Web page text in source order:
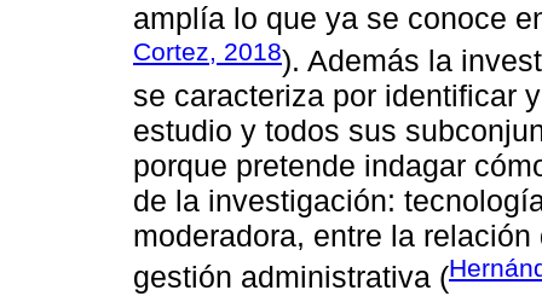
amplía lo que ya se conoce
Cortez, 2018). Además la
se caracteriza por identificar
estudio y todos sus
porque pretende indagar
de la investigación:
moderadora, entre la
gestión administrativa (